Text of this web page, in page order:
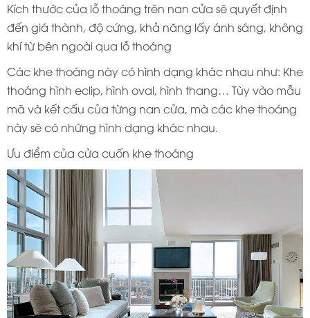
Kích thước của lỗ thoáng trên nan cửa sẽ quyết định
đến giá thành, độ cứng, khả năng lấy ánh sáng, không
khí từ bên ngoài qua lỗ thoáng
Các khe thoáng này có hình dạng khác nhau như: Khe
thoáng hình eclip, hình oval, hình thang… Tùy vào mẫu
mã và kết cấu của từng nan cửa, mà các khe thoáng
này sẽ có những hình dạng khác nhau.
Ưu điểm của cửa cuốn khe thoáng